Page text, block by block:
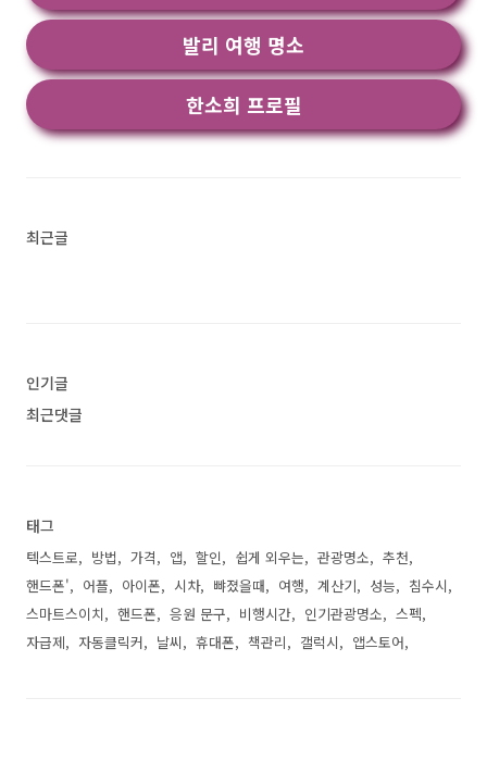
발리 여행 명소
한소희 프로필
최근글
인기글
최근댓글
태그
텍스트로 방법 가격 앱 할인 쉽게 외우는 관광명소
추천
핸드폰'
어플 아이폰 시차 뺘졌을때 여행 계산기 성능
침수시
스마트스이치
핸드폰 응원 문구 비행시간 인기관광명소
스펙
자급제
자동클릭커 날씨 휴대폰 책관리 갤럭시 앱스토어